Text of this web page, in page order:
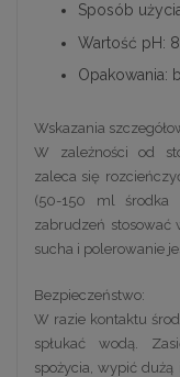
Sposób
Wartość pH:
Opakowania:
Wskazania
W zależności od
zaleca się
(50-150 ml
zabrudzeń stosować
sucha i polerowanie
Bezpieczeństwo:
W razie kontaktu
spłukać wodą.
spożycia, wypić